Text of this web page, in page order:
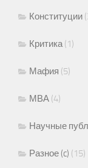
Конституции
Критика(1)
Мафия (5)
МВА (4)
Научные
Разное (c) (15)